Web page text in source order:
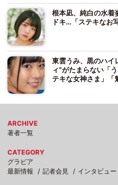
根本凪、純白の水着
ドキ…「ステキなお
東雲うみ、黒のハイ
ィ”がたまらない「
テキな女神さま」「
ARCHIVE
著者一覧
CATEGORY
グラビア
最新情報
記者会見 インタビュー